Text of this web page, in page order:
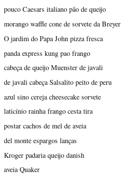
pouco Caesars italiano pão de queijo
morango waffle cone de sorvete da Breyer
O jardim do Papa John pizza fresca
panda express kung pao frango
cabeça de queijo Muenster de javali
de javali cabeça Salsalito peito de peru
azul sino cereja cheesecake sorvete
laticínio rainha frango cesta tira
postar cachos de mel de aveia
del monte espargos lanças
Kroger padaria queijo danish
aveia Quaker